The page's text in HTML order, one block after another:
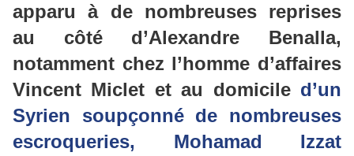
apparu à de nombreuses reprises
au côté d’Alexandre Benalla,
notamment chez l’homme d’affaires
Vincent Miclet et au domicile d’un
Syrien soupçonné de nombreuses
escroqueries, Mohamad Izzat